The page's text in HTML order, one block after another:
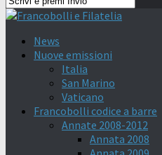
News
Nuove emissioni
Italia
San Marino
Vaticano
Francobolli codice a barre
Annate 2008-2012
Annata 2008